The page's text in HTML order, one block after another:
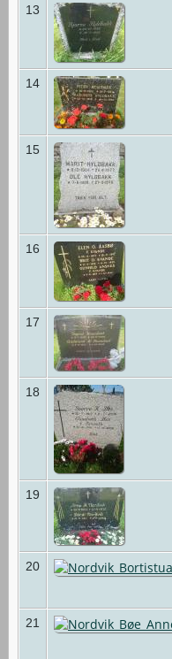
13
14
15
16
17
18
19
20
21